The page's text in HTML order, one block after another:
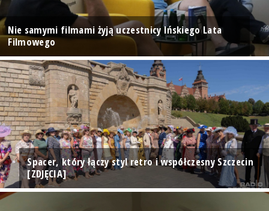
Nie samymi filmami żyją uczestnicy Ińskiego Lata
Filmowego
Spacer, który łączy styl retro i współczesny Szczecin
[ZDJĘCIA]